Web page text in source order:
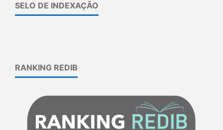
SELO DE INDEXAÇÃO
RANKING REDIB